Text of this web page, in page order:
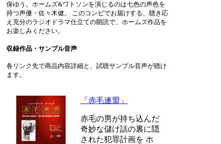
保ゆう。ホームズ&ワトソンを演じるのは七色の声色を
持つ声優・佐々木健。 このコンビでお届けする、聴き応
え充分のラジオドラマ仕立ての朗読で、ホームズ作品を
お楽しみください。
収録作品・サンプル音声
各リンク先で商品内容詳細と、試聴サンプル音声が聴け
ます。
「赤毛連盟」
赤毛の男が持ち込んだ
奇妙な儲け話の裏に隠
された犯罪計画を ホ